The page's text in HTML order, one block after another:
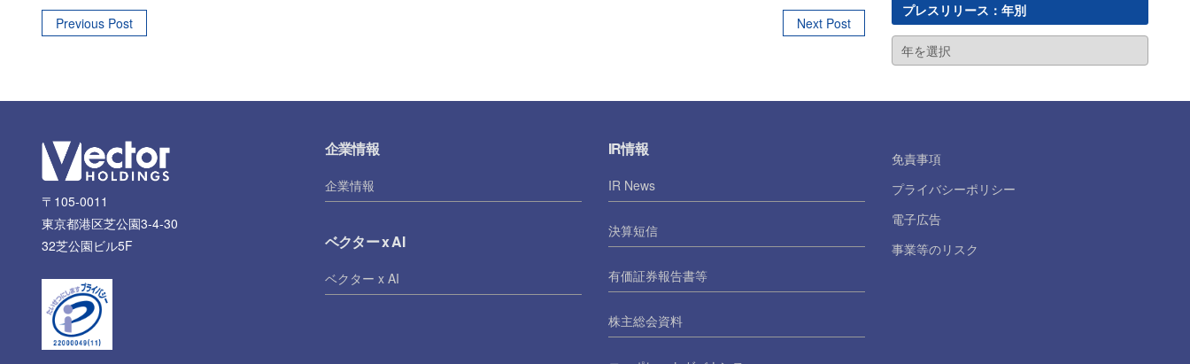
Post
Previous Post Next Post
プレスリリース：年別
〒105-0011
東京都港区芝公園3-4-30
32芝公園ビル5F
企業情報
企業情報
ベクター x AI
ベクター x AI
IR情報
IR News
決算短信
有価証券報告書等
株主総会資料
免責事項
プライバシーポリシー
電子広告
事業等のリスク